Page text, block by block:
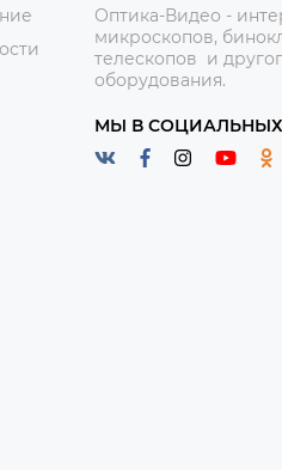
Оптика-Видео -
микроскопов,
телескопов и
оборудования.
МЫ В СОЦИАЛЬНЫХ